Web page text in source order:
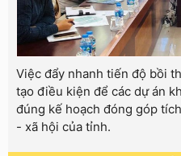
Việc đẩy nhanh tiến độ bồi
tạo điều kiện để các dự án
đúng kế hoạch đóng góp
- xã hội của tỉnh.